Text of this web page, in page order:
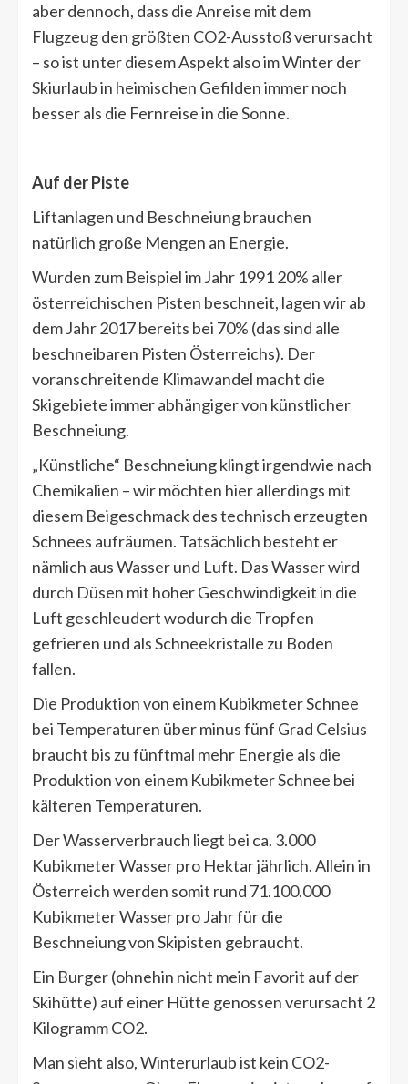
aber dennoch, dass die Anreise mit dem
Flugzeug den größten CO2-Ausstoß verursacht
– so ist unter diesem Aspekt also im Winter der
Skiurlaub in heimischen Gefilden immer noch
besser als die Fernreise in die Sonne.
Auf der Piste
Liftanlagen und Beschneiung brauchen
natürlich große Mengen an Energie.
Wurden zum Beispiel im Jahr 1991 20% aller
österreichischen Pisten beschneit, lagen wir ab
dem Jahr 2017 bereits bei 70% (das sind alle
beschneibaren Pisten Österreichs). Der
voranschreitende Klimawandel macht die
Skigebiete immer abhängiger von künstlicher
Beschneiung.
„Künstliche“ Beschneiung klingt irgendwie nach
Chemikalien – wir möchten hier allerdings mit
diesem Beigeschmack des technisch erzeugten
Schnees aufräumen. Tatsächlich besteht er
nämlich aus Wasser und Luft. Das Wasser wird
durch Düsen mit hoher Geschwindigkeit in die
Luft geschleudert wodurch die Tropfen
gefrieren und als Schneekristalle zu Boden
fallen.
Die Produktion von einem Kubikmeter Schnee
bei Temperaturen über minus fünf Grad Celsius
braucht bis zu fünftmal mehr Energie als die
Produktion von einem Kubikmeter Schnee bei
kälteren Temperaturen.
Der Wasserverbrauch liegt bei ca. 3.000
Kubikmeter Wasser pro Hektar jährlich. Allein in
Österreich werden somit rund 71.100.000
Kubikmeter Wasser pro Jahr für die
Beschneiung von Skipisten gebraucht.
Ein Burger (ohnehin nicht mein Favorit auf der
Skihütte) auf einer Hütte genossen verursacht 2
Kilogramm CO2.
Man sieht also, Winterurlaub ist kein CO2-